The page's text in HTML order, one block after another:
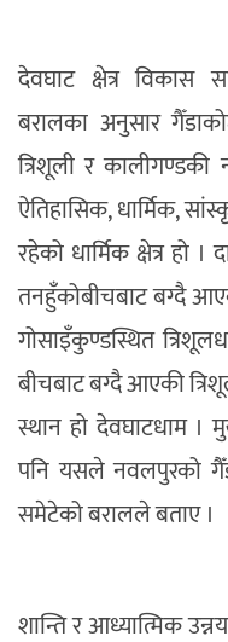
देवघाट क्षेत्र विकास
बरालका अनुसार
त्रिशूली र कालीगण्डकी
ऐतिहासिक, धार्मिक,
रहेको धार्मिक क्षेत्र हो
तनहुँकोबीचबाट बग्दै
गोसाइँकुण्डस्थित
बीचबाट बग्दै आएकी
स्थान हो देवघाटधाम ।
पनि यसले नवलपुरको
समेटेको बरालले बताए ।
शान्ति र आध्यात्मिक